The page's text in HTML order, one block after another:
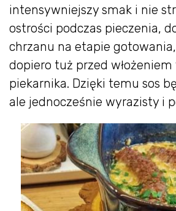
intensywniejszy smak i nie
ostrości podczas pieczenia,
chrzanu na etapie
dopiero tuż przed
piekarnika. Dzięki temu sos
ale jednocześnie wyrazisty i